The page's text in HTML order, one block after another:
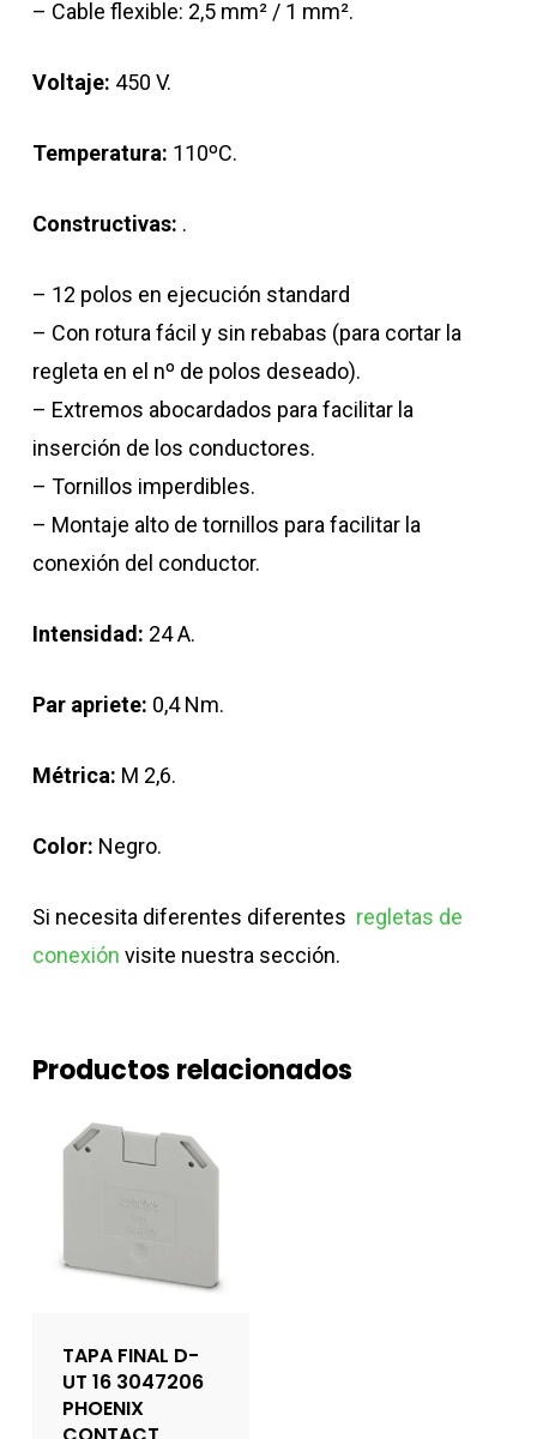
– Cable flexible: 2,5 mm² / 1 mm².
Voltaje: 450 V.
Temperatura: 110ºC.
Constructivas: .
– 12 polos en ejecución standard
– Con rotura fácil y sin rebabas (para cortar la
regleta en el nº de polos deseado).
– Extremos abocardados para facilitar la
inserción de los conductores.
– Tornillos imperdibles.
– Montaje alto de tornillos para facilitar la
conexión del conductor.
Intensidad: 24 A.
Par apriete: 0,4 Nm.
Métrica: M 2,6.
Color: Negro.
Si necesita diferentes diferentes regletas de
conexión visite nuestra sección.
Productos relacionados
TAPA FINAL D-
UT 16 3047206
PHOENIX